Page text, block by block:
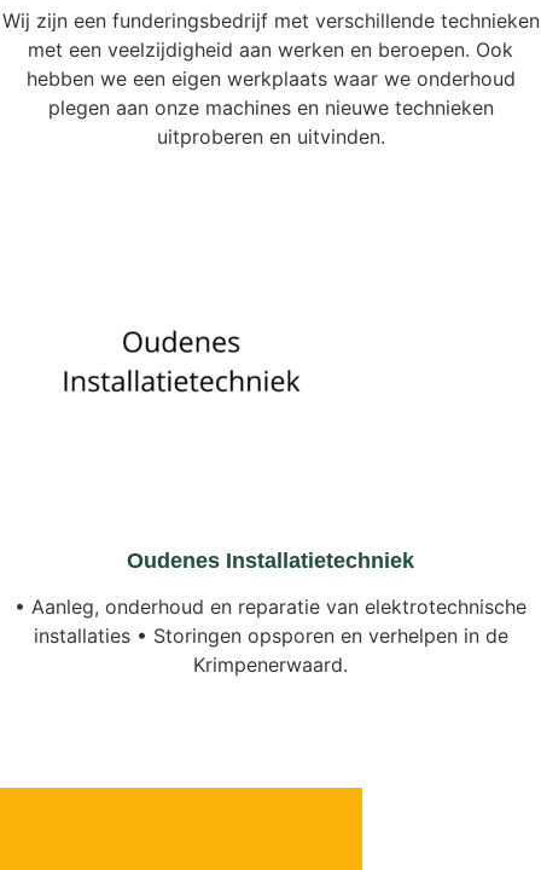
Wij zijn een funderingsbedrijf met verschillende technieken
met een veelzijdigheid aan werken en beroepen. Ook
hebben we een eigen werkplaats waar we onderhoud
plegen aan onze machines en nieuwe technieken
uitproberen en uitvinden.
Oudenes Installatietechniek
• Aanleg, onderhoud en reparatie van elektrotechnische
installaties • Storingen opsporen en verhelpen in de
Krimpenerwaard.